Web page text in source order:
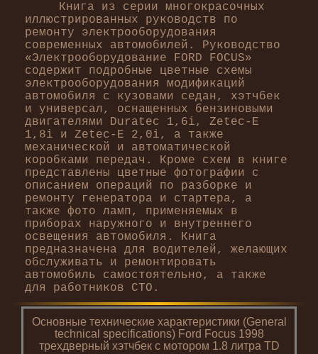
Книга из серии многокрасочных
иллюстрированных руководств по
ремонту электрооборудования
современных автомобилей. Руководство
«Электрооборудование FORD FOCUS»
содержит подробные цветные схемы
электрооборудования модификаций
автомобиля с кузовами седан, хэтчбек
и универсал, оснащенных бензиновыми
двигателями Duratec 1,6i, Zetec-E
1,8i и Zetec-E 2,0i, а также
механической и автоматической
коробками передач. Кроме схем в книге
представлены цветные фотографии с
описанием операций по разборке и
ремонту генератора и стартера, а
также фото ламп, применяемых в
приборах наружного и внутреннего
освещения автомобиля. Книга
предназначена для водителей, желающих
обслуживать и ремонтировать
автомобиль самостоятельно, а также
для работников СТО.
Основные технические характеристики (General
technical specifications) Ford Focus 1998
трехдверный хэтчбек с мотором 1.8 литра TD